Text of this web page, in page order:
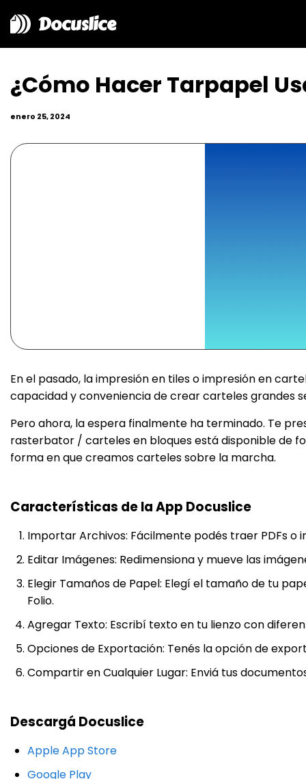
Docuslice
¿Cómo Hacer Tarpapel
enero 25, 2024
En el pasado, la impresión en tiles o impresión en
capacidad y conveniencia de crear carteles grandes
Pero ahora, la espera finalmente ha terminado. Te
rasterbator / carteles en bloques está disponible de
forma en que creamos carteles sobre la marcha.
Características de la App Docuslice
Importar Archivos: Fácilmente podés traer PDFs o
Editar Imágenes: Redimensiona y mueve las
Elegir Tamaños de Papel: Elegí el tamaño de tu
Folio.
Agregar Texto: Escribí texto en tu lienzo con
Opciones de Exportación: Tenés la opción de
Compartir en Cualquier Lugar: Enviá tus
Descargá Docuslice
Apple App Store
Google Play